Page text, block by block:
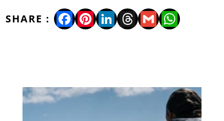
Facebook
Pinterest
LinkedIn
Threads
Gmail